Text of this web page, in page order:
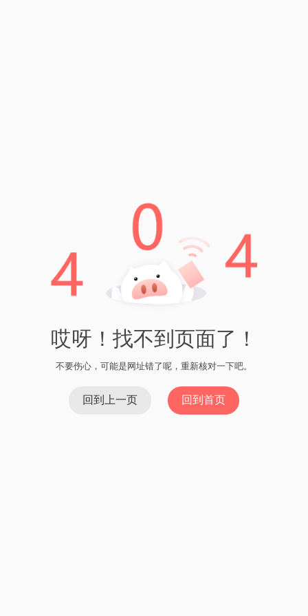
哎呀！找不到页面了！
不要伤心，可能是网址错了呢，重新核对一下吧。
回到上一页 回到首页